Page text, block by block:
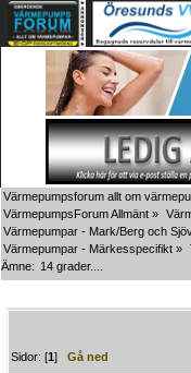
Värmepumpsforum allt om
VärmepumpsForum Allmänt »
Värmepumpar - Mark/Berg och
Värmepumpar - Märkesspecifikt »
Ämne: 14 grader....
Sidor: [1]Gå ned